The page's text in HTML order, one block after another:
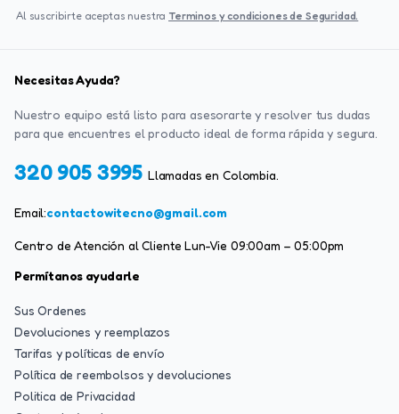
Al suscribirte aceptas nuestra Terminos y condiciones de Seguridad.
Necesitas Ayuda?
Nuestro equipo está listo para asesorarte y resolver tus dudas
para que encuentres el producto ideal de forma rápida y segura.
320 905 3995 Llamadas en Colombia.
Email:contactowitecno@gmail.com
Centro de Atención al Cliente Lun-Vie 09:00am – 05:00pm
Permítanos ayudarle
Sus Ordenes
Devoluciones y reemplazos
Tarifas y políticas de envío
Política de reembolsos y devoluciones
Politica de Privacidad